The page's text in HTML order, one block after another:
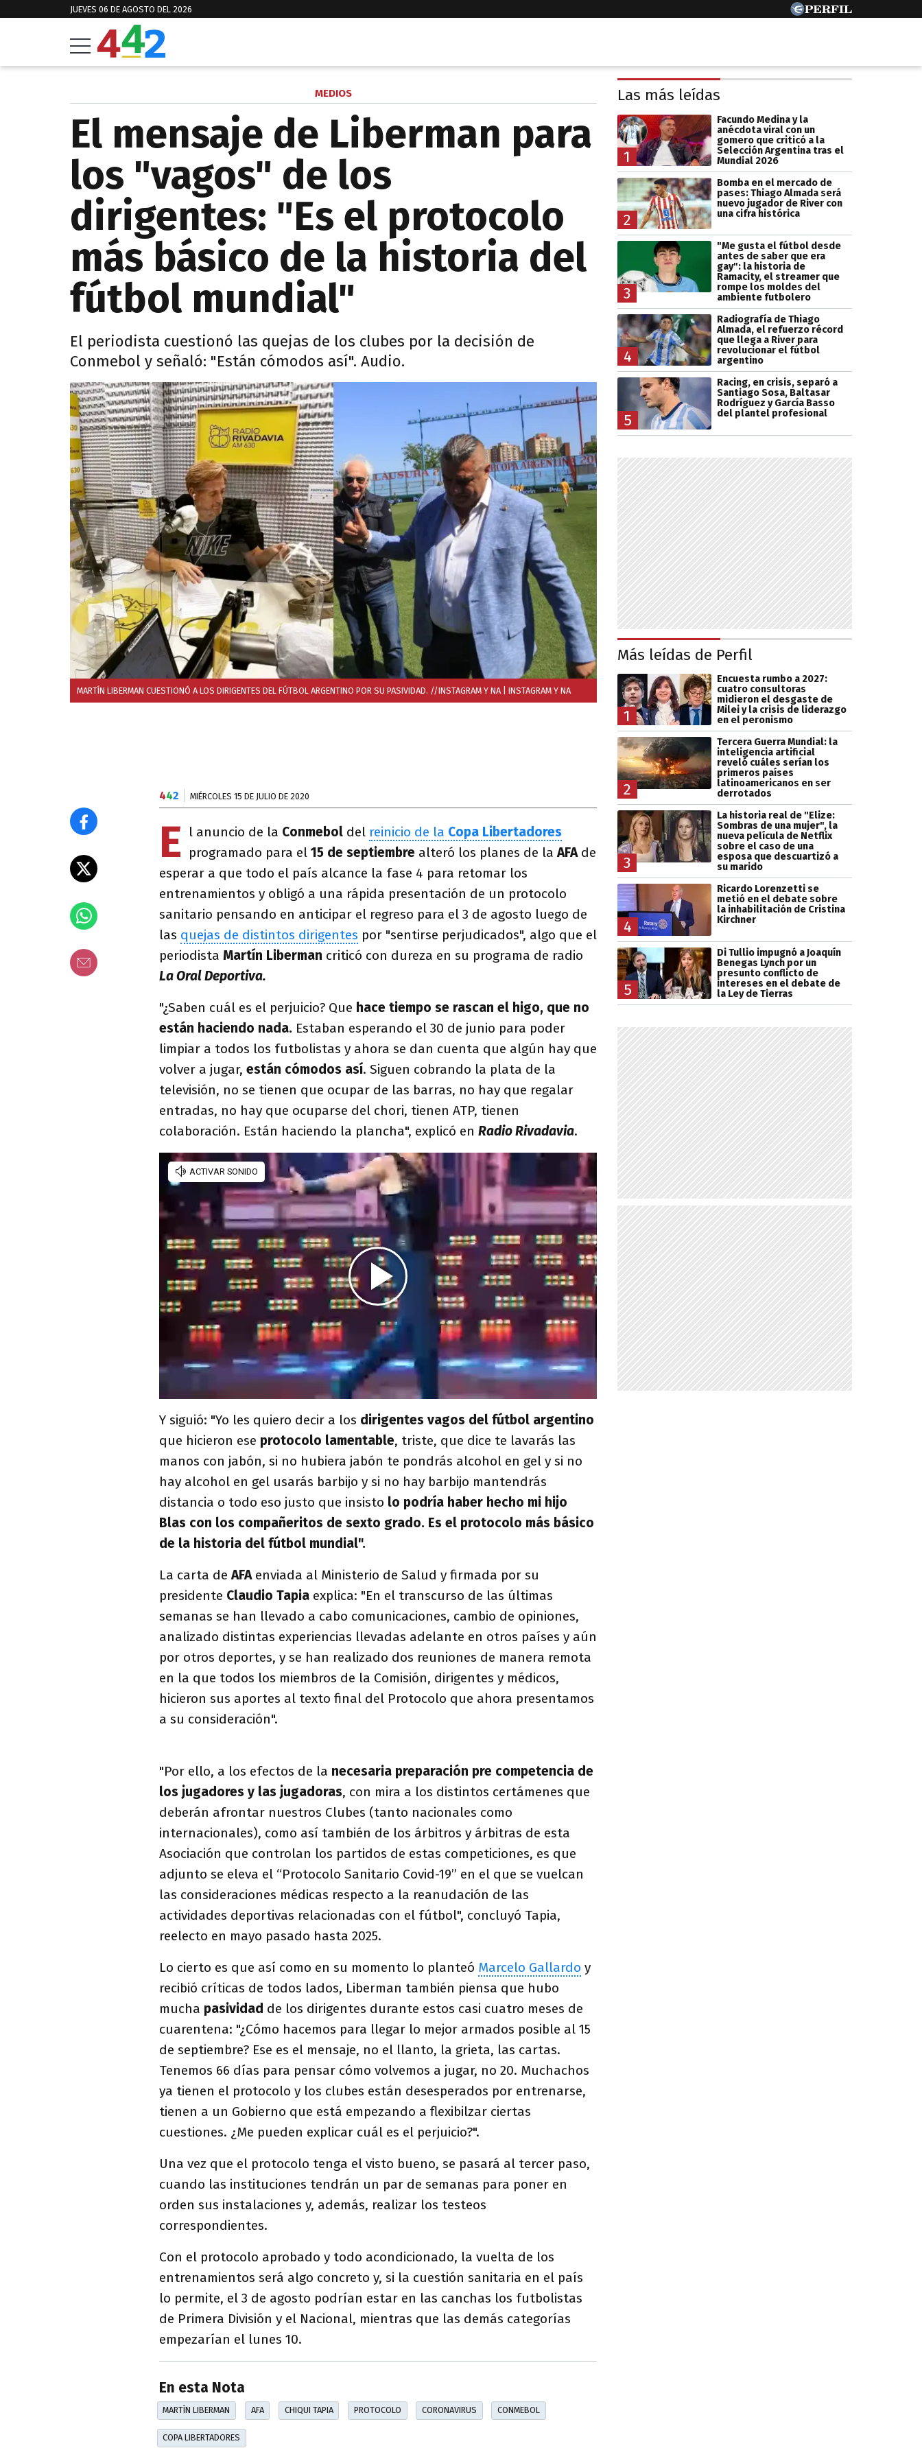
JUEVES 06 DE AGOSTO DEL 2026
MEDIOS
El mensaje de Liberman para
los "vagos" de los
dirigentes: "Es el protocolo
más básico de la historia del
fútbol mundial"
El periodista cuestionó las quejas de los clubes por la decisión de
Conmebol y señaló: "Están cómodos así". Audio.
MARTÍN LIBERMAN CUESTIONÓ A LOS DIRIGENTES DEL FÚTBOL ARGENTINO POR SU PASIVIDAD. //INSTAGRAM Y NA | INSTAGRAM Y NA
442 MIÉRCOLES 15 DE JULIO DE 2020
E l anuncio de la Conmebol del reinicio de la Copa Libertadores
programado para el 15 de septiembre alteró los planes de laAFAde
esperar a que todo el país alcance la fase 4 para retomar los
entrenamientos y obligó a una rápida presentación de un protocolo
sanitario pensando en anticipar el regreso para el 3 de agosto luego de
las quejas de distintos dirigentes por "sentirse perjudicados", algo que el
periodista Martín Liberman criticó con dureza en su programa de radio
La Oral Deportiva.
"¿Saben cuál es el perjuicio? Que hace tiempo se rascan el higo, que no
están haciendo nada. Estaban esperando el 30 de junio para poder
limpiar a todos los futbolistas y ahora se dan cuenta que algún hay que
volver a jugar, están cómodos así. Siguen cobrando la plata de la
televisión, no se tienen que ocupar de las barras, no hay que regalar
entradas, no hay que ocuparse del chori, tienen ATP, tienen
colaboración. Están haciendo la plancha", explicó en Radio Rivadavia.
Y siguió: "Yo les quiero decir a los dirigentes vagos del fútbol argentino
que hicieron ese protocolo lamentable, triste, que dice te lavarás las
manos con jabón, si no hubiera jabón te pondrás alcohol en gel y si no
hay alcohol en gel usarás barbijo y si no hay barbijo mantendrás
distancia o todo eso justo que insisto lo podría haber hecho mi hijo
Blas con los compañeritos de sexto grado. Es el protocolo más básico
de la historia del fútbol mundial".
La carta deAFA enviada al Ministerio de Salud y firmada por su
presidente Claudio Tapia explica: "En el transcurso de las últimas
semanas se han llevado a cabo comunicaciones, cambio de opiniones,
analizado distintas experiencias llevadas adelante en otros países y aún
por otros deportes, y se han realizado dos reuniones de manera remota
en la que todos los miembros de la Comisión, dirigentes y médicos,
hicieron sus aportes al texto final del Protocolo que ahora presentamos
a su consideración".
"Por ello, a los efectos de la necesaria preparación pre competencia de
los jugadores y las jugadoras, con mira a los distintos certámenes que
deberán afrontar nuestros Clubes (tanto nacionales como
internacionales), como así también de los árbitros y árbitras de esta
Asociación que controlan los partidos de estas competiciones, es que
adjunto se eleva el “Protocolo Sanitario Covid-19” en el que se vuelcan
las consideraciones médicas respecto a la reanudación de las
actividades deportivas relacionadas con el fútbol", concluyó Tapia,
reelecto en mayo pasado hasta 2025.
Lo cierto es que así como en su momento lo planteó Marcelo Gallardo y
recibió críticas de todos lados, Liberman también piensa que hubo
mucha pasividad de los dirigentes durante estos casi cuatro meses de
cuarentena: "¿Cómo hacemos para llegar lo mejor armados posible al 15
de septiembre? Ese es el mensaje, no el llanto, la grieta, las cartas.
Tenemos 66 días para pensar cómo volvemos a jugar, no 20. Muchachos
ya tienen el protocolo y los clubes están desesperados por entrenarse,
tienen a un Gobierno que está empezando a flexibilzar ciertas
cuestiones. ¿Me pueden explicar cuál es el perjuicio?".
Una vez que el protocolo tenga el visto bueno, se pasará al tercer paso,
cuando las instituciones tendrán un par de semanas para poner en
orden sus instalaciones y, además, realizar los testeos
correspondientes.
Con el protocolo aprobado y todo acondicionado, la vuelta de los
entrenamientos será algo concreto y, si la cuestión sanitaria en el país
lo permite, el 3 de agosto podrían estar en las canchas los futbolistas
de Primera División y el Nacional, mientras que las demás categorías
empezarían el lunes 10.
En esta Nota
MARTÍN LIBERMAN AFA CHIQUI TAPIA PROTOCOLO CORONAVIRUS CONMEBOL
COPA LIBERTADORES
Las más leídas
1
Facundo Medina y la
anécdota viral con un
gomero que criticó a la
Selección Argentina tras el
Mundial 2026
2
Bomba en el mercado de
pases: Thiago Almada será
nuevo jugador de River con
una cifra histórica
3
"Me gusta el fútbol desde
antes de saber que era
gay": la historia de
Ramacity, el streamer que
rompe los moldes del
ambiente futbolero
4
Radiografía de Thiago
Almada, el refuerzo récord
que llega a River para
revolucionar el fútbol
argentino
5
Racing, en crisis, separó a
Santiago Sosa, Baltasar
Rodríguez y García Basso
del plantel profesional
Más leídas de Perfil
1
Encuesta rumbo a 2027:
cuatro consultoras
midieron el desgaste de
Milei y la crisis de liderazgo
en el peronismo
2
Tercera Guerra Mundial: la
inteligencia artificial
reveló cuáles serían los
primeros países
latinoamericanos en ser
derrotados
3
La historia real de "Elize:
Sombras de una mujer", la
nueva película de Netflix
sobre el caso de una
esposa que descuartizó a
su marido
4
Ricardo Lorenzetti se
metió en el debate sobre
la inhabilitación de Cristina
Kirchner
5
Di Tullio impugnó a Joaquín
Benegas Lynch por un
presunto conflicto de
intereses en el debate de
la Ley de Tierras